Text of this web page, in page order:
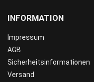
INFORMATION
Impressum
AGB
Sicherheitsinformationen
Versand